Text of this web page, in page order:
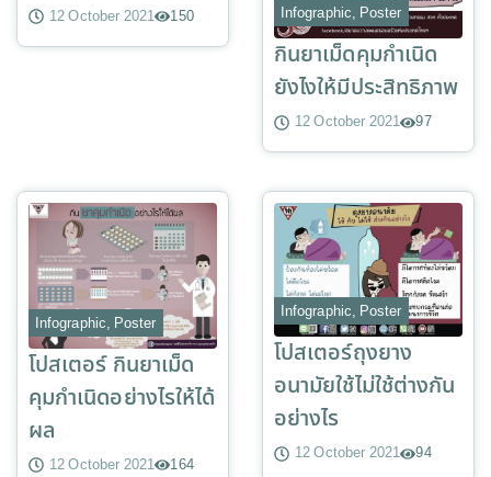
12 October 2021 150 Infographic, Poster
กินยาเม็ดคุมกำเนิด
ยังไงให้มีประสิทธิภาพ
12 October 2021 97
Infographic, Poster
โปสเตอร์ กินยาเม็ด
คุมกำเนิดอย่างไรให้ได้
ผล
12 October 2021 164
Infographic, Poster
โปสเตอร์ถุงยาง
อนามัยใช้ไม่ใช้ต่างกัน
อย่างไร
12 October 2021 94